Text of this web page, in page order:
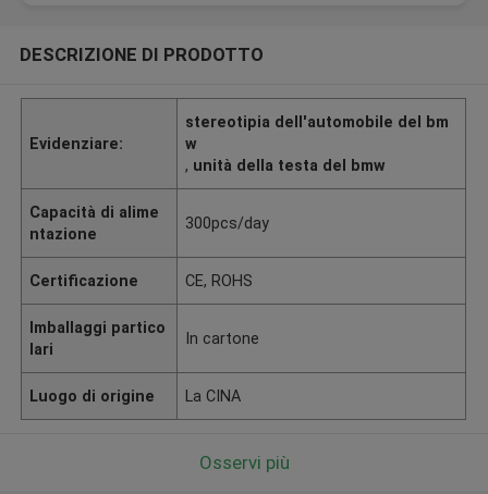
DESCRIZIONE DI PRODOTTO
Evidenziare:
stereotipia dell'automobile del bm
w
, unità della testa del bmw
Capacità di alime
ntazione
300pcs/day
Certificazione CE, ROHS
Imballaggi partico
lari
In cartone
Luogo di origine La CINA
Osservi più